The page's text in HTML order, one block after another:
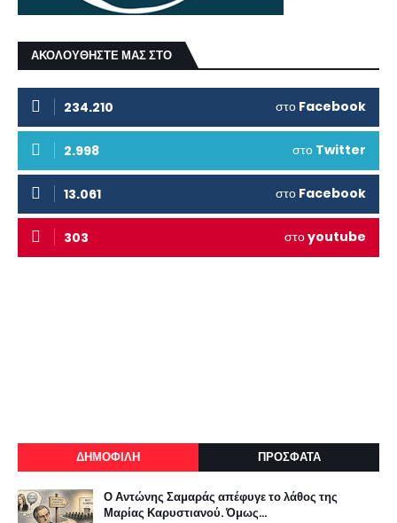
ΑΚΟΛΟΥΘΗΣΤΕ ΜΑΣ ΣΤΟ
234.210 στο Facebook
2.998 στο Twitter
13.061 στο Facebook
303 στοyoutube
ΔΗΜΟΦΙΛΗ ΠΡΟΣΦΑΤΑ
Ο Αντώνης Σαμαράς απέφυγε το λάθος της
Μαρίας Καρυστιανού. Όμως...